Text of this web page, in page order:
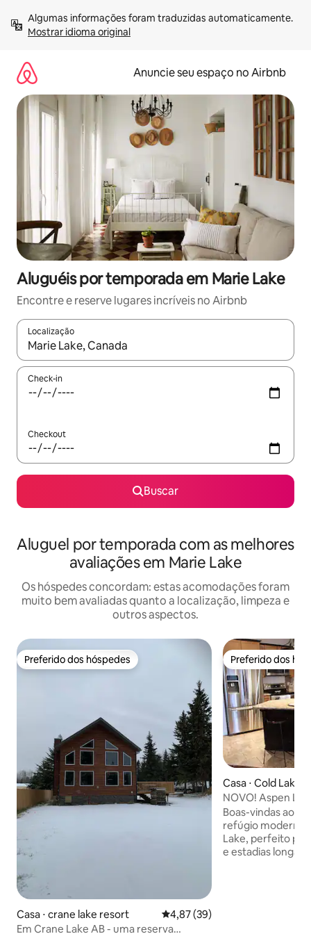
para
Mostrar idioma original
Anuncie seu espaço no Airbnb
Aluguéis por temporada em Marie Lake
Encontre e reserve lugares incríveis no Airbnb
Localização
Quando os resultados estiverem disponíveis, explore-os
Check-in
Checkout
Buscar
Aluguel por temporada com as melhores
avaliações em Marie Lake
Os hóspedes concordam: estas acomodações foram
muito bem avaliadas quanto a localização, limpeza e
outros aspectos.
Preferido dos hóspedes
Preferido dos hóspedes
Casa ⋅ crane lake resort 4,87 de uma avaliação média
4,87 (39)
Em Crane Lake AB - uma reserva
Preferido dos
Preferido dos
Casa ⋅ Cold Lake
NOVO! Aspen
elegantes perto
Boas-vindas ao
refúgio moderno
Lake, perfeito
e estadias